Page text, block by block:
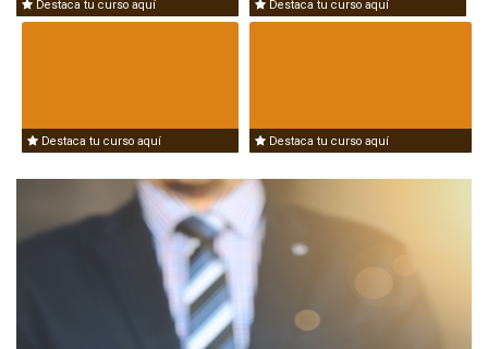
Destaca tu curso aquí Destaca tu curso aquí
Destaca tu curso aquí Destaca tu curso aquí